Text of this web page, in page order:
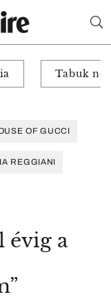
Tabuk
OF GUCCI
REGGIANI
évig a